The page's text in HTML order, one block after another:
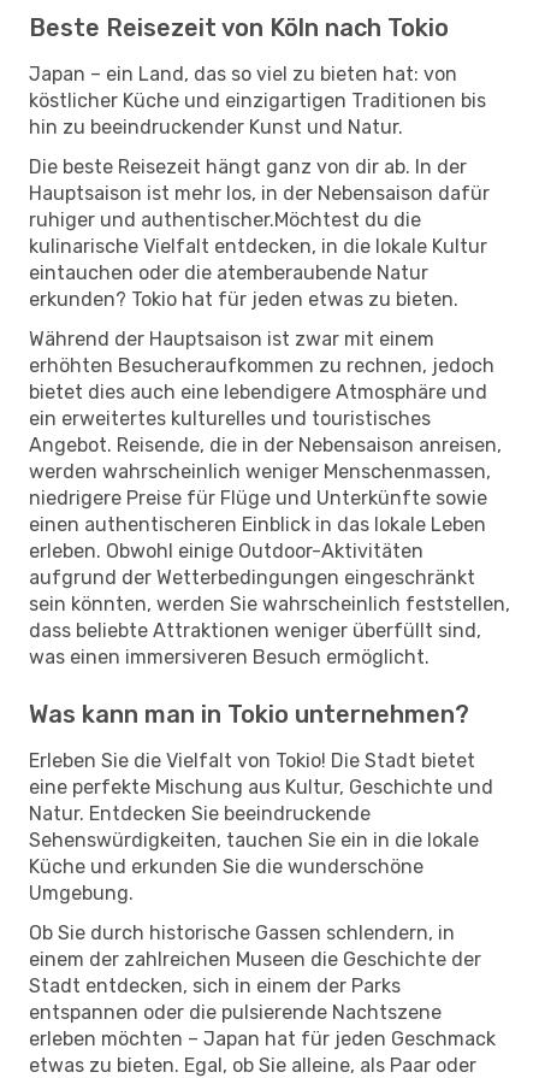
Beste Reisezeit von Köln nach Tokio
Japan – ein Land, das so viel zu bieten hat: von
köstlicher Küche und einzigartigen Traditionen bis
hin zu beeindruckender Kunst und Natur.
Die beste Reisezeit hängt ganz von dir ab. In der
Hauptsaison ist mehr los, in der Nebensaison dafür
ruhiger und authentischer.Möchtest du die
kulinarische Vielfalt entdecken, in die lokale Kultur
eintauchen oder die atemberaubende Natur
erkunden? Tokio hat für jeden etwas zu bieten.
Während der Hauptsaison ist zwar mit einem
erhöhten Besucheraufkommen zu rechnen, jedoch
bietet dies auch eine lebendigere Atmosphäre und
ein erweitertes kulturelles und touristisches
Angebot. Reisende, die in der Nebensaison anreisen,
werden wahrscheinlich weniger Menschenmassen,
niedrigere Preise für Flüge und Unterkünfte sowie
einen authentischeren Einblick in das lokale Leben
erleben. Obwohl einige Outdoor-Aktivitäten
aufgrund der Wetterbedingungen eingeschränkt
sein könnten, werden Sie wahrscheinlich feststellen,
dass beliebte Attraktionen weniger überfüllt sind,
was einen immersiveren Besuch ermöglicht.
Was kann man in Tokio unternehmen?
Erleben Sie die Vielfalt von Tokio! Die Stadt bietet
eine perfekte Mischung aus Kultur, Geschichte und
Natur. Entdecken Sie beeindruckende
Sehenswürdigkeiten, tauchen Sie ein in die lokale
Küche und erkunden Sie die wunderschöne
Umgebung.
Ob Sie durch historische Gassen schlendern, in
einem der zahlreichen Museen die Geschichte der
Stadt entdecken, sich in einem der Parks
entspannen oder die pulsierende Nachtszene
erleben möchten – Japan hat für jeden Geschmack
etwas zu bieten. Egal, ob Sie alleine, als Paar oder